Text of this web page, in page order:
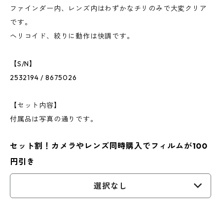
ファインダー内、レンズ内はわずかなチリのみで大変クリア
です。
ヘリコイド、絞りに動作は快調です。
【S/N】
2532194 / 8675026
【セット内容】
付属品は写真の通りです。
セット割！カメラやレンズ同時購入でフィルムが100
円引き
選択なし